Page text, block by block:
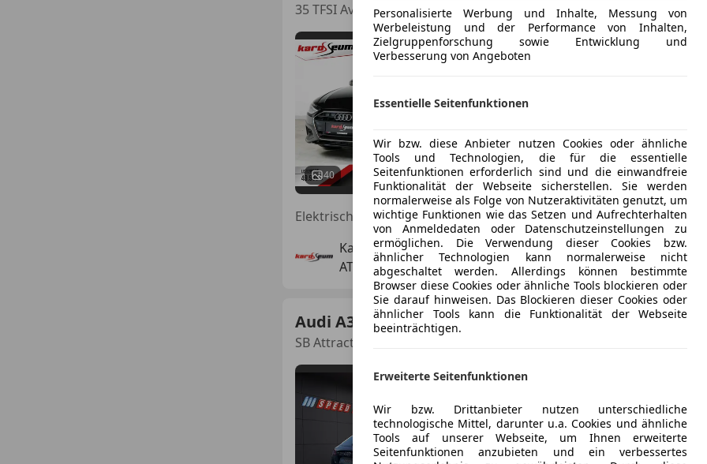
35 TFSI Avant | NEUWERTIG | Fahrassistenten
40
€ 21 790 1
05/2022 47 700 km
Karosseum GmbH
AT-4693 Desselbrunn
Audi A3
SB Attraction 1,9 TDI
€ 5 500
Personalisierte Werbung und Inhalte, Messung von
Werbeleistung und der Performance von Inhalten,
Zielgruppenforschung sowie Entwicklung und
Verbesserung von Angeboten
Essentielle Seitenfunktionen
Wir bzw. diese Anbieter nutzen Cookies oder ähnliche
Tools und Technologien, die für die essentielle
Seitenfunktionen erforderlich sind und die einwandfreie
Funktionalität der Webseite sicherstellen. Sie werden
normalerweise als Folge von Nutzeraktivitäten genutzt, um
wichtige Funktionen wie das Setzen und Aufrechterhalten
von Anmeldedaten oder Datenschutzeinstellungen zu
ermöglichen. Die Verwendung dieser Cookies bzw.
ähnlicher Technologien kann normalerweise nicht
abgeschaltet werden. Allerdings können bestimmte
Browser diese Cookies oder ähnliche Tools blockieren oder
Sie darauf hinweisen. Das Blockieren dieser Cookies oder
ähnlicher Tools kann die Funktionalität der Webseite
beeinträchtigen.
Erweiterte Seitenfunktionen
Wir bzw. Drittanbieter nutzen unterschiedliche
technologische Mittel, darunter u.a. Cookies und ähnliche
Tools auf unserer Webseite, um Ihnen erweiterte
Seitenfunktionen anzubieten und ein verbessertes